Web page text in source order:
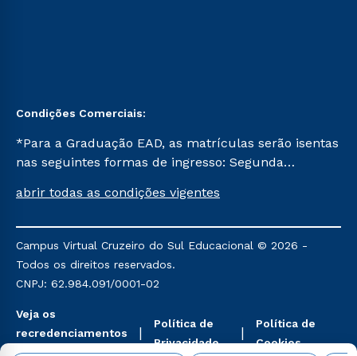
Condições Comerciais:
*Para a Graduação EAD, as matrículas serão isentas
nas seguintes formas de ingresso: Segunda
Já para as demais, a taxa de matrícula será de R$
mencionadas são referentes aos cursos: Ensino
Religioso, Geografia para a Docência e Metodologia
do Ensino de História: Questões Atuais.
abrir todas as condições vigentes
Campus Virtual Cruzeiro do Sul Educacional © 2026 -
Todos os direitos reservados.
CNPJ: 62.984.091/0001-02
Veja os
recredenciamentos
aqui
Política de
Privacidade
Política de
Cookies